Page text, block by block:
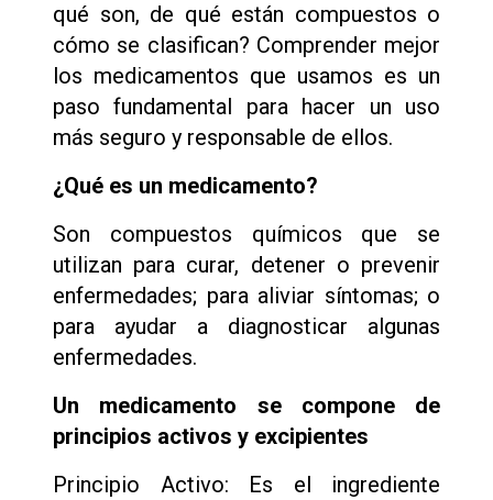
qué son, de qué están compuestos o
cómo se clasifican? Comprender mejor
los medicamentos que usamos es un
paso fundamental para hacer un uso
más seguro y responsable de ellos.
¿Qué es un medicamento?
Son compuestos químicos que se
utilizan para curar, detener o prevenir
enfermedades; para aliviar síntomas; o
para ayudar a diagnosticar algunas
enfermedades.
Un medicamento se compone de
principios activos y excipientes
Principio Activo: Es el ingrediente